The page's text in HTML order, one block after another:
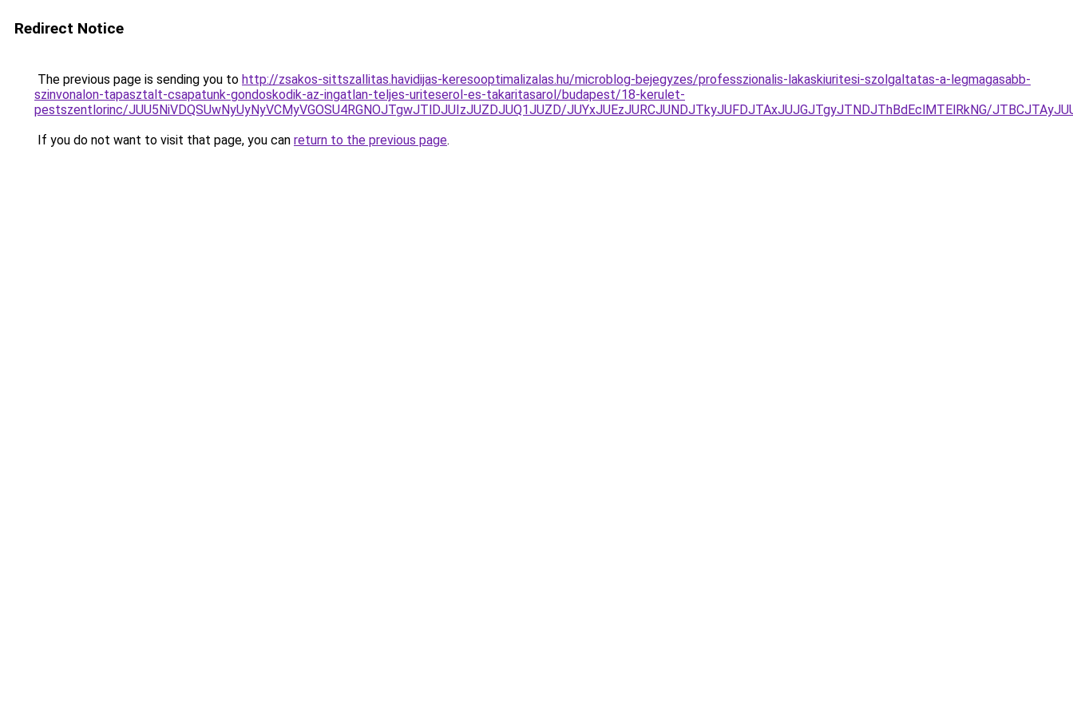
Redirect Notice
The previous page is sending you to http://zsakos-sittszallitas.havidijas-keresooptimalizalas.hu/microblog-bejegyzes/professzionalis-lakaskiuritesi-szolgaltatas-a-legmagasabb-
szinvonalon-tapasztalt-csapatunk-gondoskodik-az-ingatlan-teljes-uriteserol-es-takaritasarol/budapest/18-kerulet-
pestszentlorinc/JUU5NiVDQSUwNyUyNyVCMyVGOSU4RGNOJTgwJTlDJUIzJUZDJUQ1JUZD/JUYxJUEzJURCJUNDJTkyJUFDJTAxJUJGJTgyJTNDJThBdEclMTElRkNG/
If you do not want to visit that page, you can return to the previous page.